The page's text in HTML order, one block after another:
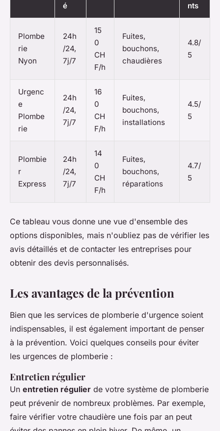
é
nts
Plombe
rie
Nyon
24h
/24,
7j/7
15
0
CH
F/h
Fuites,
bouchons,
chaudières
4.8/
5
Urgenc
e
Plombe
rie
24h
/24,
7j/7
16
0
CH
F/h
Fuites,
bouchons,
installations
4.5/
5
Plombie
r
Express
24h
/24,
7j/7
14
0
CH
F/h
Fuites,
bouchons,
réparations
4.7/
5
Ce tableau vous donne une vue d'ensemble des
options disponibles, mais n'oubliez pas de vérifier les
avis détaillés et de contacter les entreprises pour
obtenir des devis personnalisés.
Les avantages de la prévention
Bien que les services de plomberie d'urgence soient
indispensables, il est également important de penser
à la prévention. Voici quelques conseils pour éviter
les urgences de plomberie :
Entretien régulier
Un entretien régulier de votre système de plomberie
peut prévenir de nombreux problèmes. Par exemple,
faire vérifier votre chaudière une fois par an peut